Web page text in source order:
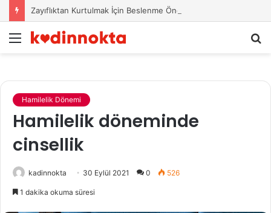
Zayıflıktan Kurtulmak İçin Beslenme Önerileri
Menü
Hamilelik Dönemi
Hamilelik döneminde
cinsellik
kadinnokta 30 Eylül 2021 0 526
1 dakika okuma süresi